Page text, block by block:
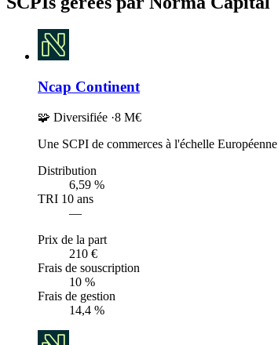
Ncap Continent
🧩 Diversifiée ·8 M€
Une SCPI de commerces à l'échelle Européenne
Distribution
6,59 %
TRI 10 ans
—
Prix de la part
210 €
Frais de souscription
10 %
Frais de gestion
14,4 %